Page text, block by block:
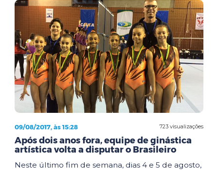
723 visualizações
09/08/2017, às 15:28
Após dois anos fora, equipe de ginástica
artística volta a disputar o Brasileiro
Neste último fim de semana, dias 4 e 5 de agosto,